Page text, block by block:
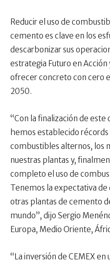
Reducir el uso de
cemento es clave en los
descarbonizar sus
estrategia Futuro en
ofrecer concreto con cero
2050.
“Con la finalización de
hemos establecido récords
combustibles alternos, los
nuestras plantas y,
completo el uso de
Tenemos la expectativa de
otras plantas de cemento
mundo”, dijo Sergio
Europa, Medio Oriente,
“La inversión de CEMEX en